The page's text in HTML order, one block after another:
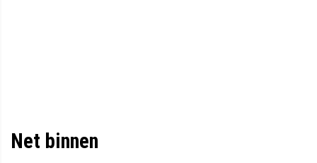
Net binnen